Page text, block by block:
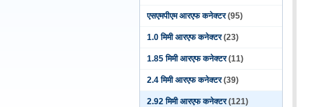
एसएमपीएम आरएफ कनेक्टर (95)
1.0 मिमी आरएफ कनेक्टर (23)
1.85 मिमी आरएफ कनेक्टर (11)
2.4 मिमी आरएफ कनेक्टर (39)
2.92 मिमी आरएफ कनेक्टर (121)